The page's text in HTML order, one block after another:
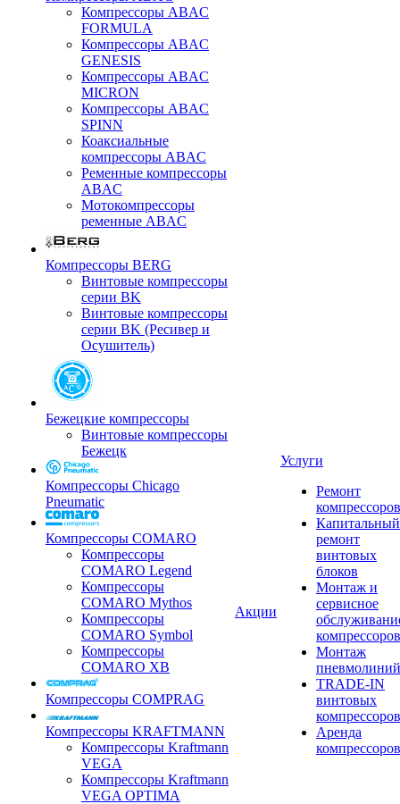
Компрессоры ABAC
FORMULA
Компрессоры ABAC
GENESIS
Компрессоры ABAC
MICRON
Компрессоры ABAC
SPINN
Коаксиальные
компрессоры ABAC
Ременные компрессоры
ABAC
Мотокомпрессоры
ременные ABAC
Компрессоры BERG
Винтовые компрессоры
серии BK
Винтовые компрессоры
серии BK (Ресивер и
Осушитель)
Бежецкие компрессоры
Винтовые компрессоры
Бежецк
Компрессоры Chicago
Pneumatic
Компрессоры COMARO
Компрессоры
COMARO Legend
Компрессоры
COMARO Mythos
Компрессоры
COMARO Symbol
Компрессоры
COMARO XB
Компрессоры COMPRAG
Компрессоры KRAFTMANN
Компрессоры Kraftmann
VEGA
Компрессоры Kraftmann
VEGA OPTIMA
Акции
Услуги
Ремонт
компрессоров
Капитальный
ремонт
винтовых
блоков
Монтаж и
сервисное
компрессоров
Монтаж
пневмолиний
TRADE-IN
винтовых
компрессоров
Аренда
компрессоров